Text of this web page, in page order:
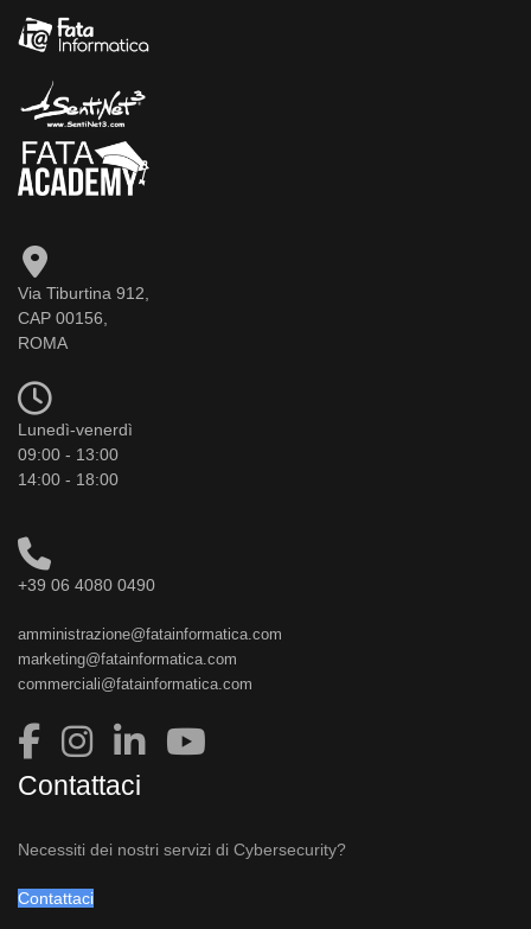
Via Tiburtina 912,
CAP 00156,
ROMA
Lunedì-venerdì
09:00 - 13:00
14:00 - 18:00
+39 06 4080 0490
amministrazione@fatainformatica.com
marketing@fatainformatica.com
commerciali@fatainformatica.com
Contattaci
Necessiti dei nostri servizi di Cybersecurity?
Contattaci